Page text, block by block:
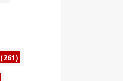
(261)